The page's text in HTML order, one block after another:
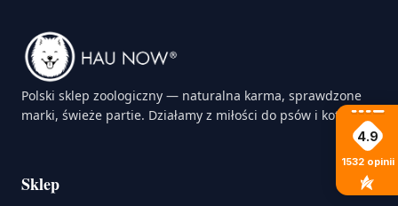
Polski sklep zoologiczny — naturalna karma, sprawdzone
marki, świeże partie. Działamy z miłości do psów i kotów.
Sklep
4.9
1532 opinii